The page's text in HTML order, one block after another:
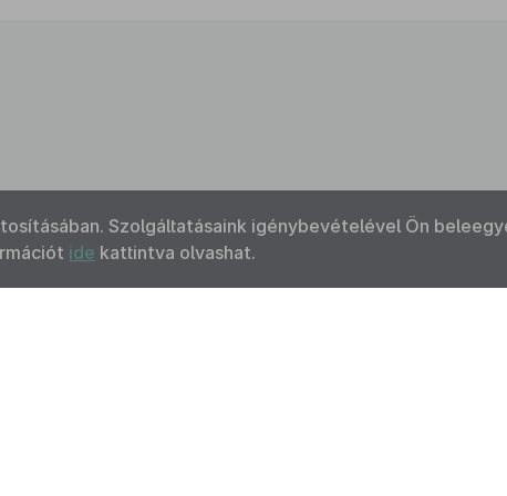
Szolgáltatásaink igénybevételével Ön
ide kattintva olvashat.